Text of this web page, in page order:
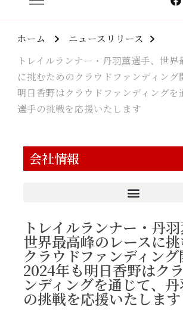
ホーム
ニュースリリース
トレイルランナー・丹羽薫選手、世界
に挑むためのクラウドファンディング
明日香野はクラウドファンディングを
選手の挑戦を応援いたします
会社情報
トレイルランナー・丹羽
世界最高峰のレースに
クラウドファンディング
2024年も明日香野はク
ンディングを通じて、
の挑戦を応援いたします